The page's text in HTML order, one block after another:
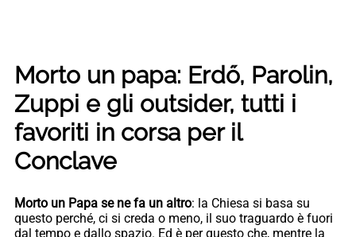
Morto un papa: Erdő, Parolin,
Zuppi e gli outsider, tutti i
favoriti in corsa per il
Conclave
Morto un Papa se ne fa un altro: la Chiesa si basa su
questo perché, ci si creda o meno, il suo traguardo è fuori
dal tempo e dallo spazio. Ed è per questo che, mentre la